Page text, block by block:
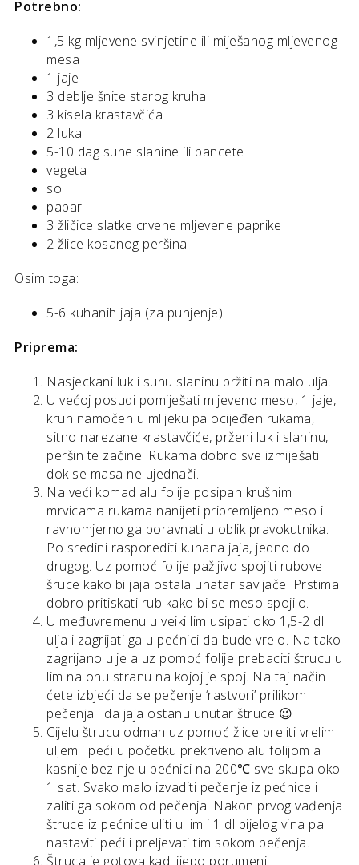
Potrebno:
1,5 kg mljevene svinjetine ili miješanog mljevenog
mesa
1 jaje
3 deblje šnite starog kruha
3 kisela krastavčića
2 luka
5-10 dag suhe slanine ili pancete
vegeta
sol
papar
3 žličice slatke crvene mljevene paprike
2 žlice kosanog peršina
Osim toga:
5-6 kuhanih jaja (za punjenje)
Priprema:
Nasjeckani luk i suhu slaninu pržiti na malo ulja.
U većoj posudi pomiješati mljeveno meso, 1 jaje,
kruh namočen u mlijeku pa ocijeđen rukama,
sitno narezane krastavčiće, prženi luk i slaninu,
peršin te začine. Rukama dobro sve izmiješati
dok se masa ne ujednači.
Na veći komad alu folije posipan krušnim
mrvicama rukama nanijeti pripremljeno meso i
ravnomjerno ga poravnati u oblik pravokutnika.
Po sredini rasporediti kuhana jaja, jedno do
drugog. Uz pomoć folije pažljivo spojiti rubove
šruce kako bi jaja ostala unatar savijače. Prstima
dobro pritiskati rub kako bi se meso spojilo.
U međuvremenu u veiki lim usipati oko 1,5-2 dl
ulja i zagrijati ga u pećnici da bude vrelo. Na tako
zagrijano ulje a uz pomoć folije prebaciti štrucu u
lim na onu stranu na kojoj je spoj. Na taj način
ćete izbjeći da se pečenje ‘rastvori’ prilikom
pečenja i da jaja ostanu unutar štruce 😉
Cijelu štrucu odmah uz pomoć žlice preliti vrelim
uljem i peći u početku prekriveno alu folijom a
kasnije bez nje u pećnici na 200℃ sve skupa oko
1 sat. Svako malo izvaditi pečenje iz pećnice i
zaliti ga sokom od pečenja. Nakon prvog vađenja
štruce iz pećnice uliti u lim i 1 dl bijelog vina pa
nastaviti peći i preljevati tim sokom pečenja.
Štruca je gotova kad lijepo porumeni.